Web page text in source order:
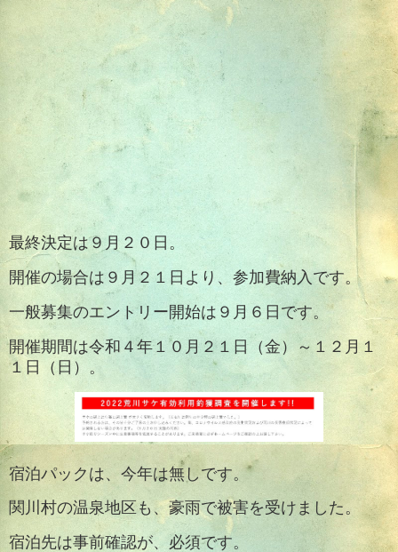
最終決定は９月２０日。
開催の場合は９月２１日より、参加費納入です。
一般募集のエントリー開始は９月６日です。
開催期間は令和４年１０月２１日（金）～１２月１
１日（日）。
宿泊パックは、今年は無しです。
関川村の温泉地区も、豪雨で被害を受けました。
宿泊先は事前確認が、必須です。